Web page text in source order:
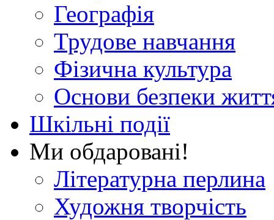
Географія
Трудове навчання
Фізична культура
Основи безпеки
Шкільні події
Ми обдаровані!
Літературна перлина
Художня творчість